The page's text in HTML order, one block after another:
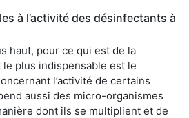
à l’activité des désinfectants à
haut, pour ce qui est de la
le plus indispensable est le
l’activité de certains
aussi des micro-organismes
dont ils se multiplient et de